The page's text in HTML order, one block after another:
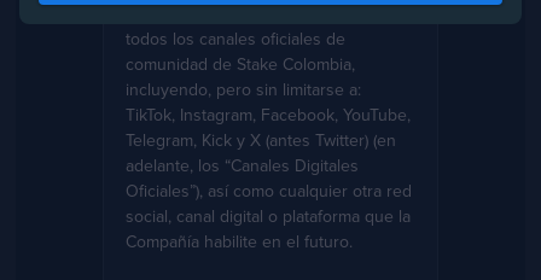
todos los canales oficiales de
comunidad de Stake Colombia,
incluyendo, pero sin limitarse a:
TikTok, Instagram, Facebook, YouTube,
Telegram, Kick y X (antes Twitter) (en
adelante, los “Canales Digitales
Oficiales”), así como cualquier otra red
social, canal digital o plataforma que la
Compañía habilite en el futuro.